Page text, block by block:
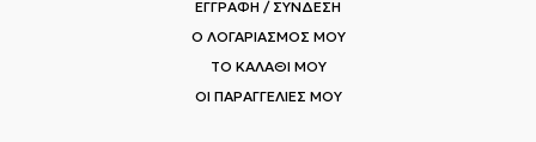
ΕΓΓΡΑΦΗ / ΣΥΝΔΕΣΗ
Ο ΛΟΓΑΡΙΑΣΜΟΣ ΜΟΥ
ΤΟ ΚΑΛΑΘΙ ΜΟΥ
ΟΙ ΠΑΡΑΓΓΕΛΙΕΣ ΜΟΥ